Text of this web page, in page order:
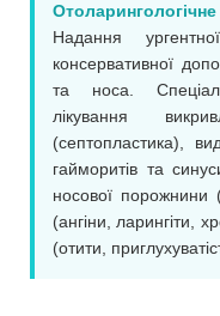
Надання
консервативної
та носа.
лікування
(септопластика),
гайморитів та
носової порожнини
(ангіни, ларингіти,
(отити,